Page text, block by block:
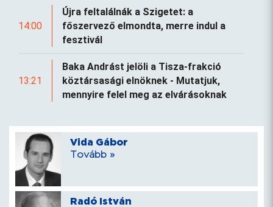
14:00
Újra feltalálnák a Szigetet: a
főszervező elmondta, merre indul a
fesztivál
13:21
Baka Andrást jelöli a Tisza-frakció
köztársasági elnöknek - Mutatjuk,
mennyire felel meg az elvárásoknak
Vida Gábor
Tovább »
Radó István